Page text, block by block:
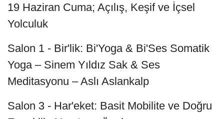
19 Haziran Cuma; Açılış, Keşif ve İçsel
Yolculuk
Salon 1 - Bir'lik: Bi'Yoga & Bi'Ses Somatik
Yoga – Sinem Yıldız Sak & Ses
Meditasyonu – Aslı Aslankalp
Salon 3 - Har'eket: Basit Mobilite ve Doğru